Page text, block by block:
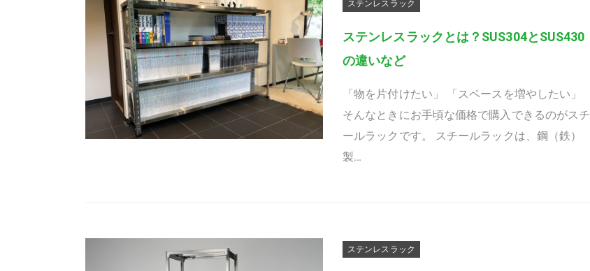
ステンレスラック
ステンレスラックとは？SUS304とSUS430
の違いなど
「物を片付けたい」 「スペースを増やしたい」
そんなときにお手頃な価格で購入できるのがスチ
ールラックです。 スチールラックは、鋼（鉄）
製…
ステンレスラック